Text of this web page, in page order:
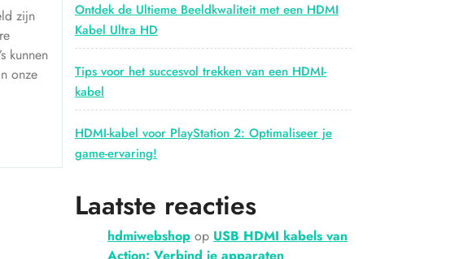
zijn
kunnen
onze
Ontdek de Ultieme Beeldkwaliteit met een HDMI
Kabel Ultra HD
Tips voor het succesvol trekken van een HDMI-
kabel
HDMI-kabel voor PlayStation 2: Optimaliseer je
game-ervaring!
Laatste reacties
hdmiwebshop op USB HDMI kabels van